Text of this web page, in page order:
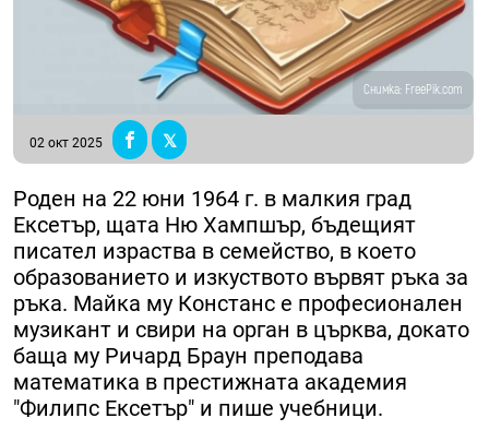
Снимка: FreePik.com
02 окт 2025
Роден на 22 юни 1964 г. в малкия град
Ексeтър, щата Ню Хампшър, бъдещият
писател израства в семейство, в което
образованието и изкуството вървят ръка за
ръка. Майка му Констанс е професионален
музикант и свири на орган в църква, докато
баща му Ричард Браун преподава
математика в престижната академия
"Филипс Ексетър" и пише учебници.